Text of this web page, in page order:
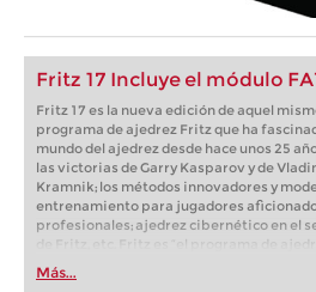
Fritz 17 Incluye el módulo
Fritz 17 es la nueva edición de aquel
programa de ajedrez Fritz que ha
mundo del ajedrez desde hace unos 25
las victorias de Garry Kasparov y de
Kramnik; los métodos innovadores y
entrenamiento para jugadores
profesionales; ajedrez cibernético en el
popular de Alemania” (Der Spiegel) y
lo que necesita el ajedrecista. La novedad
Más...